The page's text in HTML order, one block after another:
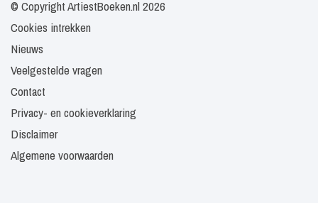
© Copyright ArtiestBoeken.nl 2026
Cookies intrekken
Nieuws
Veelgestelde vragen
Contact
Privacy- en cookieverklaring
Disclaimer
Algemene voorwaarden